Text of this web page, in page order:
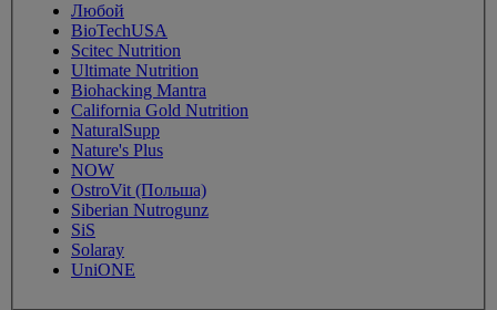
Любой
BioTechUSA
Scitec Nutrition
Ultimate Nutrition
Biohacking Mantra
California Gold Nutrition
NaturalSupp
Nature's Plus
NOW
OstroVit (Польша)
Siberian Nutrogunz
SiS
Solaray
UniONE